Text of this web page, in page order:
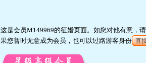
这是会员M149969的征婚页面。如您对他有意，
果您暂时无意成为会员，也可以过路游客身份 直